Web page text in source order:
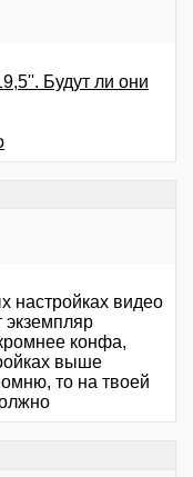
Будут ли они
настройках видео
экземпляр
конфа,
выше
то на твоей